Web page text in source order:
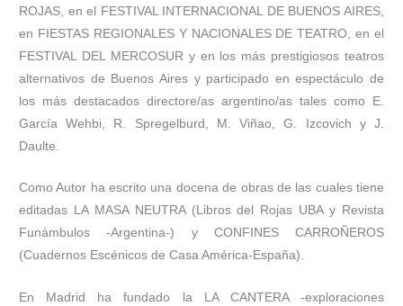
ROJAS, en el FESTIVAL INTERNACIONAL DE BUENOS AIRES,
en FIESTAS REGIONALES Y NACIONALES DE TEATRO, en el
FESTIVAL DEL MERCOSUR y en los más prestigiosos teatros
alternativos de Buenos Aires y participado en espectáculo de
los más destacados directore/as argentino/as tales como E.
García Wehbi, R. Spregelburd, M. Viñao, G. Izcovich y J.
Daulte.
Como Autor ha escrito una docena de obras de las cuales tiene
editadas LA MASA NEUTRA (Libros del Rojas UBA y Revista
Funámbulos -Argentina-) y CONFINES CARROÑEROS
(Cuadernos Escénicos de Casa América-España).
En Madrid ha fundado la LA CANTERA -exploraciones